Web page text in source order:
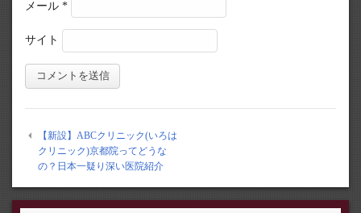
メール *
サイト
【新設】ABCクリニック(いろは
クリニック)京都院ってどうな
の？日本一疑り深い医院紹介